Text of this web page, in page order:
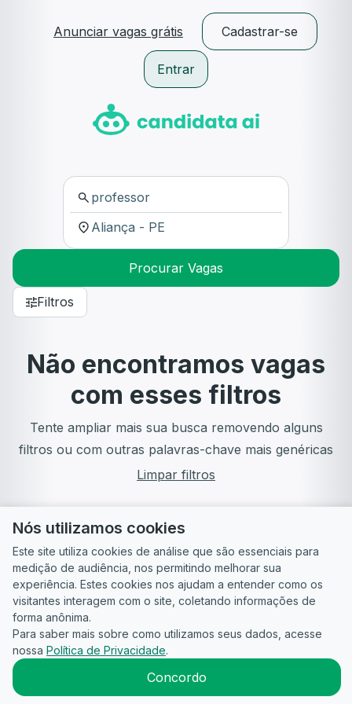
Anunciar vagas grátis Cadastrar-se
Entrar
Procurar Vagas
Filtros
Não encontramos vagas
com esses filtros
Tente ampliar mais sua busca removendo alguns
filtros ou com outras palavras-chave mais genéricas
Limpar filtros
Guia do
Candidato
Para
empresas
Política de
Privacidade
Termos
2026CandidataAI
Nós utilizamos cookies
Este site utiliza cookies de análise que são essenciais para
medição de audiência, nos permitindo melhorar sua
experiência. Estes cookies nos ajudam a entender como os
visitantes interagem com o site, coletando informações de
forma anônima.
Para saber mais sobre como utilizamos seus dados, acesse
nossa Política de Privacidade.
Concordo